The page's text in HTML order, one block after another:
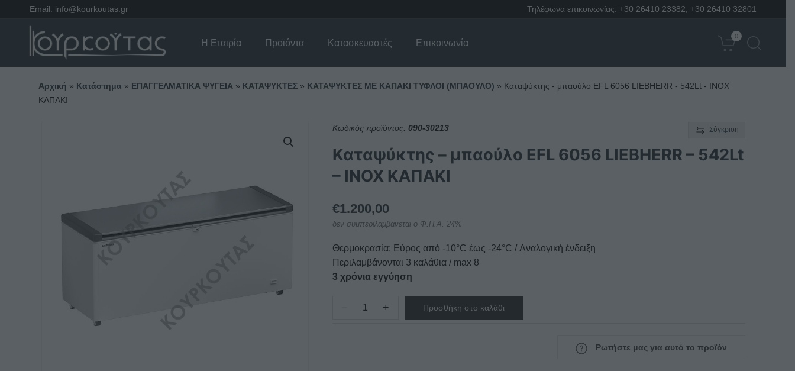
Email: info@kourkoutas.gr Τηλέφωνα επικοινωνίας: +30 26410 23382 +30 26410 32801
Η Εταιρία Προϊόντα Κατασκευαστές Επικοινωνία
0
Αρχική » Κατάστημα » ΕΠΑΓΓΕΛΜΑΤΙΚΑ ΨΥΓΕΙΑ» ΚΑΤΑΨΥΚΤΕΣ» ΚΑΤΑΨΥΚΤΕΣ ΜΕ ΚΑΠΑΚΙ ΤΥΦΛΟΙ (ΜΠΑΟΥΛΟ) » Καταψύκτης - μπαούλο EFL 6056 LIEBHERR - 542Lt - INOX
ΚΑΠΑΚΙ
Κωδικός προϊόντος: 090-30213 Σύγκριση
Καταψύκτης – μπαούλο EFL 6056 LIEBHERR – 542Lt
– INOX ΚΑΠΑΚΙ
€1.200,00
δεν συμπεριλαμβάνεται ο Φ.Π.Α. 24%
Θερμοκρασία: Εύρος από -10°C έως -24°C / Αναλογική ένδειξη
Περιλαμβάνονται 3 καλάθια / max 8
3 χρόνια εγγύηση
Καταψύκτης + Προσθήκη στο καλάθι
Ρωτήστε μας για αυτό το προϊόν